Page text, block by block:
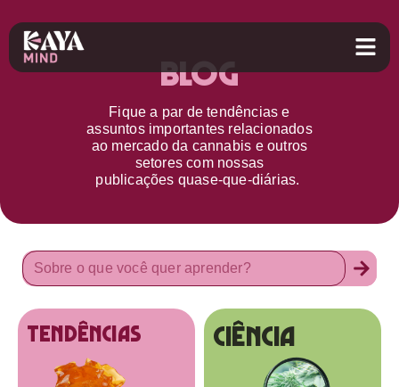
Blog
Fique a par detendências e
assuntos importantes relacionados
ao mercado da cannabis e outros
setorescom nossas
publicações quase-que-diárias.
tendências Ciência